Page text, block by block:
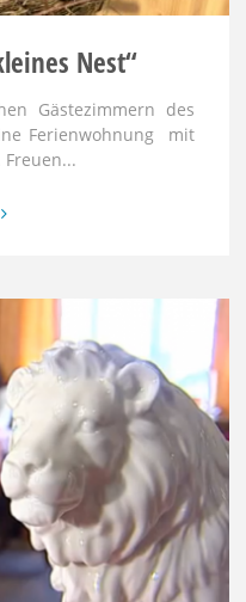
Nest“
Gästezimmern des
Ferienwohnung mit
"FEWO